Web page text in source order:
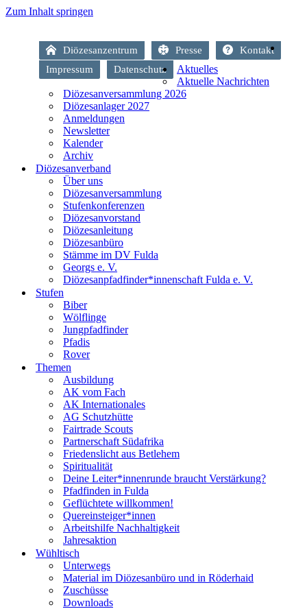
Zum Inhalt springen
Diözesanzentrum Presse
Kontakt
Impressum
Datenschutz
Aktuelles
Aktuelle Nachrichten
Diözesanversammlung 2026
Diözesanlager 2027
Anmeldungen
Newsletter
Kalender
Archiv
Diözesanverband
Über uns
Diözesanversammlung
Stufenkonferenzen
Diözesanvorstand
Diözesanleitung
Diözesanbüro
Stämme im DV Fulda
Georgs e. V.
Diözesanpfadfinder*innenschaft Fulda e. V.
Stufen
Biber
Wölflinge
Jungpfadfinder
Pfadis
Rover
Themen
Ausbildung
AK vom Fach
AK Internationales
AG Schutzhütte
Fairtrade Scouts
Partnerschaft Südafrika
Friedenslicht aus Betlehem
Spiritualität
Deine Leiter*innenrunde braucht Verstärkung?
Pfadfinden in Fulda
Geflüchtete willkommen!
Quereinsteiger*innen
Arbeitshilfe Nachhaltigkeit
Jahresaktion
Wühltisch
Unterwegs
Material im Diözesanbüro und in Röderhaid
Zuschüsse
Downloads